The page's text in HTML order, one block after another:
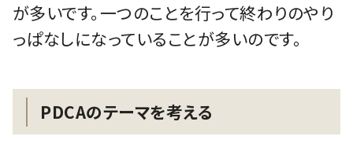
が多いです。一つのことを行って終わりのやり
っぱなしになっていることが多いのです。
PDCAのテーマを考える